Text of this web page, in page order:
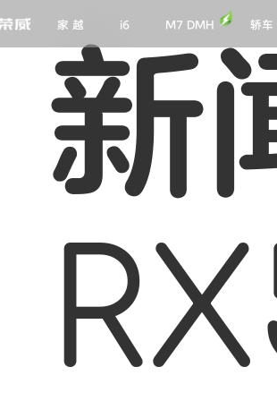
家 越 i6 M7 DMH 轿车
新